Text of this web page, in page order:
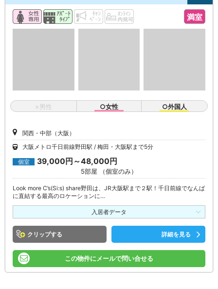
満室
×男性 ○女性 ○外国人
関西・中部（大阪）
大阪メトロ千日前線野田駅
梅田・大阪駅まで5分
個室 39,000円～48,000円
5部屋 （個室のみ）
Look more C’s(Si:s) share野田は、JR大阪駅まで２駅！千日前線でなんば
に直結する最高のロケーションに…
入居者データ
クリップ 詳細を見る
この物件にメールで問い合せる